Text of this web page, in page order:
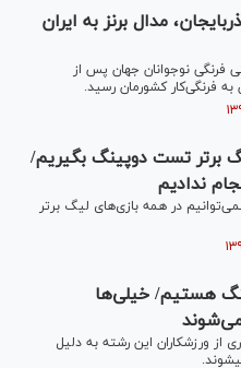
مدال برنز به ایران
کشتی فرنگی نوجوانان جهان پس از
فرنگی‌کار کشورمان رسید.
برتر تست دوپینگ بگیریم/
ندادیم
در همه بازی‌های لیگ برتر
هستیم/ خیلی‌ها
ورزشکاران این رشته به دلیل